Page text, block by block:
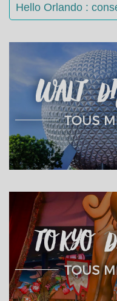
Hello Orlando :